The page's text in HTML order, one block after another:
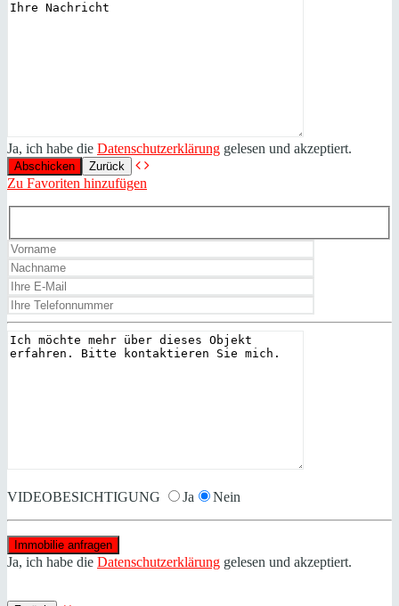
Ja, ich habe die Datenschutzerklärung gelesen und akzeptiert.
Zurück
Zu Favoriten hinzufügen
VIDEOBESICHTIGUNG Ja Nein
Ja, ich habe die Datenschutzerklärung gelesen und akzeptiert.